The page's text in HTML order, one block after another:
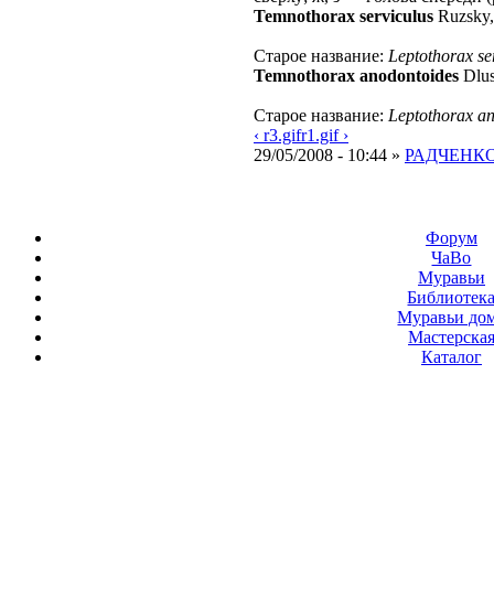
Temnothorax serviculus
Старое название: Leptothorax
Temnothorax anodontoides
Старое название: Leptothorax
‹ r3.gifr1.gif ›
29/05/2008 - 10:44 »
Форум
ЧаВо
Муравьи
Муравьи
Мастерская
Каталог